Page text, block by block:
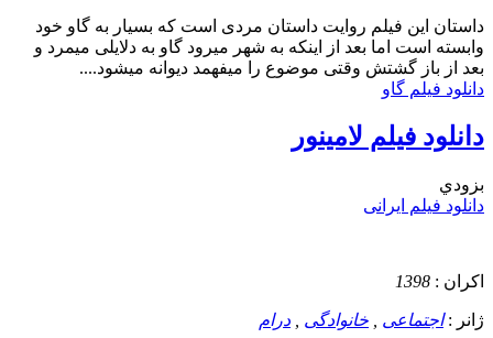
داستان این فیلم روایت داستان مردی است که بسیار به گاو خود
وابسته است اما بعد از اینکه به شهر میرود گاو به دلایلی میمرد و
بعد از باز گشتش وقتی موضوع را میفهمد دیوانه میشود....
دانلود فیلم گاو
دانلود فیلم لامینور
بزودي
دانلود فیلم ایرانی
اکران : 1398
ژانر :اجتماعی خانوادگی درام